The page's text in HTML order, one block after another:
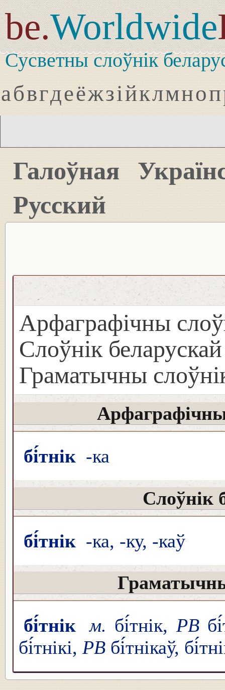
be.Worldwide
Сусветны слоўнік
абвгдеёжзійклмноп
Галоўная
Русский
Арфаграфічны
Слоўнік
Граматычны
бі́тнік -ка
Слоўнік
бі́тнік -ка, -ку, -каў
бі́тнік м. бі́тнік, РВ
бі́тнікі, РВ бі́тнікаў,